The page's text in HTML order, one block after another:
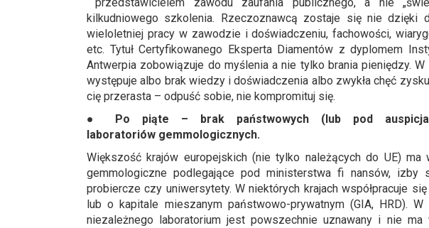
kilkudniowego szkolenia. Rzeczoznawcą zostaje się nie dzięki
wieloletniej pracy w zawodzie i doświadczeniu, fachowości,
etc. Tytuł Certyfikowanego Eksperta Diamentów z dyplomem
Antwerpia zobowiązuje do myślenia a nie tylko brania pieniędzy.
występuje albo brak wiedzy i doświadczenia albo zwykła chęć
cię przerasta – odpuść sobie, nie kompromituj się.
● Po piąte
– brak państwowych (lub pod
laboratoriów gemmologicznych.
Większość krajów europejskich (nie tylko należących do UE) ma
gemmologiczne podlegające pod ministerstwa fi nansów, izby
probiercze czy uniwersytety. W niektórych krajach współpracuje
lub o kapitale mieszanym państwowo-prywatnym (GIA, HRD).
niezależnego laboratorium jest powszechnie uznawany i nie